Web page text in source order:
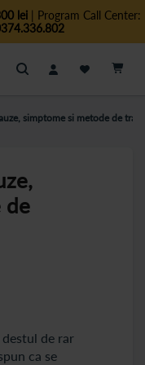
lei| Program Call Center:
Cautare
simptome si metode de
de
de rar
ca se